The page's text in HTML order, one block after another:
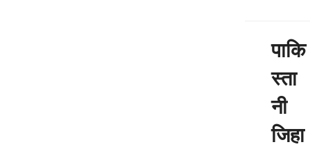
पाकि
स्ता
नी
जिहा